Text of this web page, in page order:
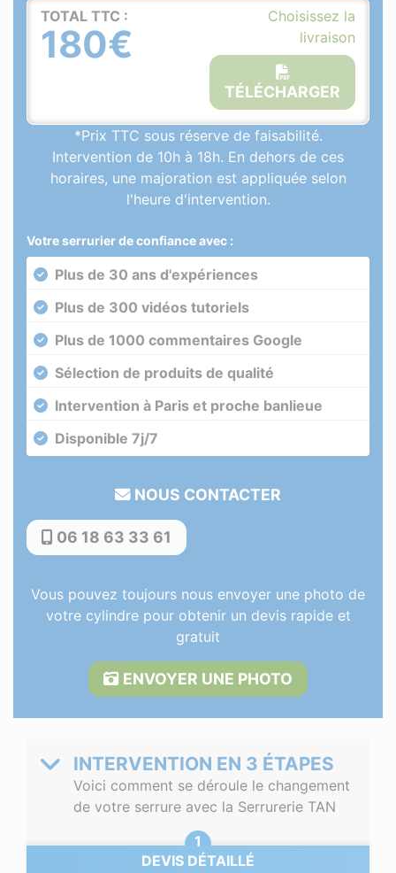
TOTAL TTC :
180€
Choisissez la
livraison
TÉLÉCHARGER
*Prix TTC sous réserve de faisabilité.
Intervention de 10h à 18h. En dehors de ces
horaires, une majoration est appliquée selon
l'heure d'intervention.
Votre serrurier de confiance avec :
Plus de 30 ans d'expériences
Plus de 300 vidéos tutoriels
Plus de 1000 commentaires Google
Sélection de produits de qualité
Intervention à Paris et proche banlieue
Disponible 7j/7
NOUS CONTACTER
06 18 63 33 61
Vous pouvez toujours nous envoyer une photo de
votre cylindre pour obtenir un devis rapide et
gratuit
ENVOYER UNE PHOTO
INTERVENTION EN 3 ÉTAPES
Voici comment se déroule le changement
de votre serrure avec la Serrurerie TAN
DEVIS DÉTAILLÉ